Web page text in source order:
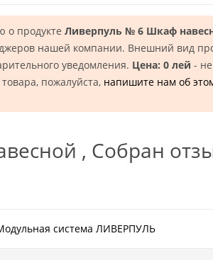
о продукте Ливерпуль № 6 Шкаф
нашей компании. Внешний вид
уведомления. Цена: 0 лей -
пожалуйста, напишите нам об
, Собран
система ЛИВЕРПУЛЬ